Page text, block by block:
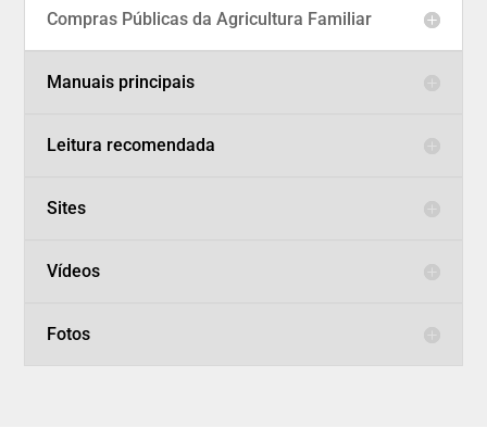
Compras Públicas da Agricultura Familiar
Manuais principais
Leitura recomendada
Sites
Vídeos
Fotos